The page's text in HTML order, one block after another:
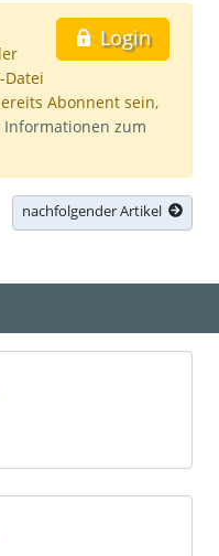
Login
Datei
Abonnent sein,
Informationen zum
nachfolgender Artikel